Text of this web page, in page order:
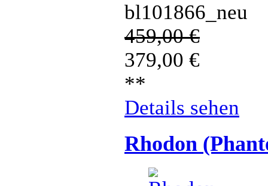
bl101866_neu
459,00€
379,00 €
**
Details sehen
Rhodon